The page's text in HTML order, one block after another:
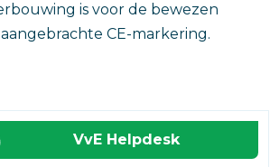
is voor de bewezen
CE-markering.
VvE Helpdesk